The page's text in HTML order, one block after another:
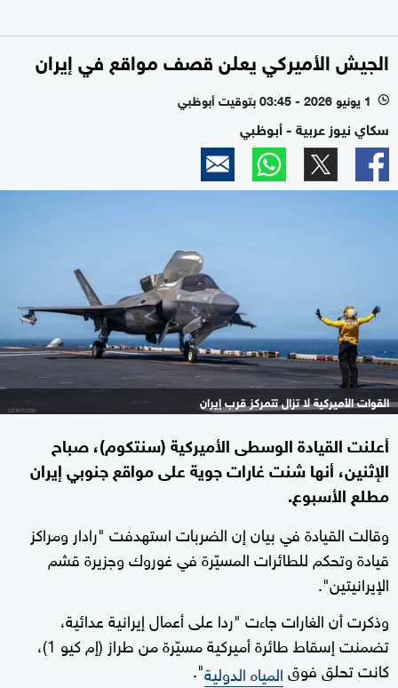
الجيش الأميركي يعلن قصف مواقع في إيران
l 1 يونيو 2026 - 03:45 بتوقيت أبوظبي
سكاي نيوز عربية - أبوظبي
القوات الأميركية لا تزال تتمركز قرب إيران
أعلنت القيادة الوسطى الأميركية (سنتكوم)، صباح
الإثنين، أنها شنت غارات جوية على مواقع جنوبي إيران
مطلع الأسبوع.
وقالت القيادة في ⁠بيان إن الضربات استهدفت "رادار ومراكز
‌قيادة وتحكم للطائرات المسيّرة ‌في غوروك وجزيرة قشم
‌الإيرانيتين".
وذكرت أن الغارات جاءت "ردا على أعمال ⁠إيرانية عدائية،
تضمنت ⁠إسقاط طائرة أميركية مسيّرة من طراز (إم كيو 1)،
كانت تحلق فوقالمياه الدولية".